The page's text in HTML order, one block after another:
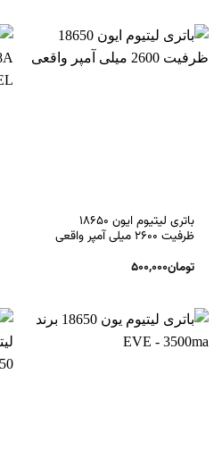
باتری لیتیوم ایون ۱۸۶۵۰
ظرفیت ۲۶۰۰ میلی آمپر واقعی
تومان۵۰۰,۰۰۰